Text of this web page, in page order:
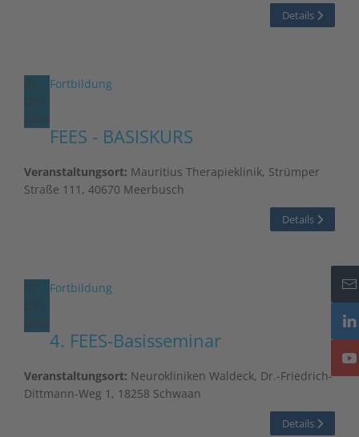
Details
01
Okt.
2026
Fortbildung
FEES - BASISKURS
Veranstaltungsort: Mauritius Therapieklinik, Strümper
Straße 111, 40670 Meerbusch
Details
07
Okt.
2026
Fortbildung
4. FEES-Basisseminar
Veranstaltungsort: Neurokliniken Waldeck, Dr.-Friedrich-
Dittmann-Weg 1, 18258 Schwaan
Details